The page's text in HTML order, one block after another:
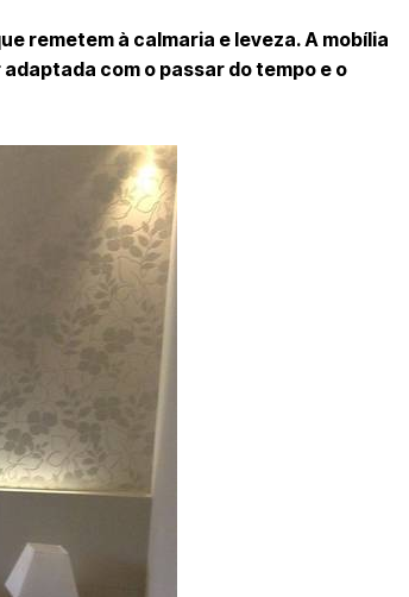
remetem à calmaria e leveza. A mobília
com o passar do tempo e o